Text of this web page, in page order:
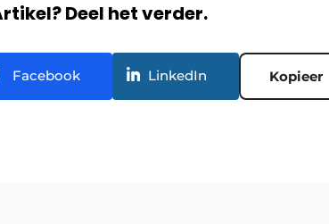
Deel het verder.
Facebook LinkedIn Kopieer